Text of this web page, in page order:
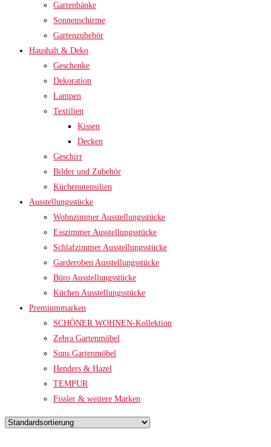
Gartenbänke
Sonnenschirme
Gartenzubehör
Haushalt & Deko
Geschenke
Dekoration
Lampen
Textilien
Kissen
Decken
Geschirr
Bilder und Zubehör
Küchenutensilien
Ausstellungsstücke
Wohnzimmer Ausstellungsstücke
Esszimmer Ausstellungsstücke
Schlafzimmer Ausstellungsstücke
Garderoben Ausstellungsstücke
Büro Ausstellungsstücke
Küchen Ausstellungsstücke
Premiummarken
SCHÖNER WOHNEN-Kollektion
Zebra Gartenmöbel
Suns Gartenmöbel
Henders & Hazel
TEMPUR
Fissler & weitere Marken